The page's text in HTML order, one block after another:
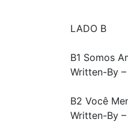
LADO B
B1 Somos
Written-By
B2 Você
Written-By